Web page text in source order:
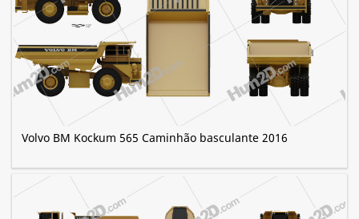
Volvo BM Kockum 565 Caminhão basculante 2016